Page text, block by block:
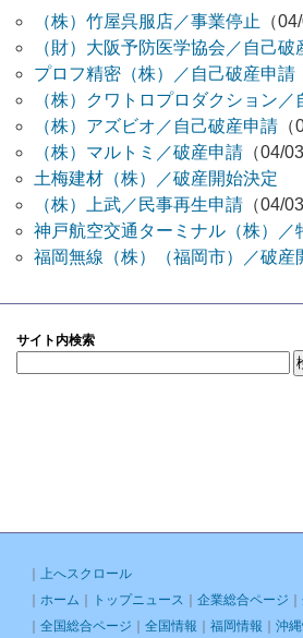
（株）竹屋呉服店／事業停止
（
（財）大阪予防医学協会／自己破
プロフ精密（株）／自己破産申請
（株）クワトロプロダクション／
（株）アズビオ／自己破産申請
（株）マルトミ／破産申請 （04/
土梅建材（株）／破産開始決定
（株）上武／民事再生申請 （04/
神戸航空交通ターミナル（株）／
福岡無線（株）（福岡市）／破産
サイト内検索
上へスクロール
ホーム トップニュース 企業総合ページ
全国総合ページ 全国情報 福岡情報 沖